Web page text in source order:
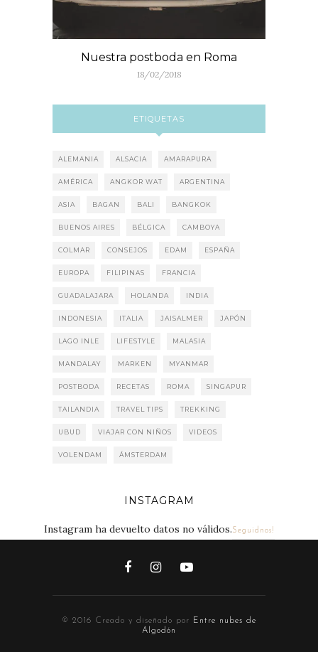
Nuestra postboda en Roma
18/02/2018
ETIQUETAS
ALEMANIA ALSACIA AMARAPURA
AMÉRICA ANGKOR WAT ARGENTINA
ASIA BAGAN BALI BANGKOK
BUENOS AIRES BÉLGICA CAMBOYA
COLMAR CONSEJOS EDAM ESPAÑA
EUROPA FILIPINAS FRANCIA
GUADALAJARA HOLANDA INDIA
INDONESIA ITALIA JAISALMER JAPÓN
LAGO INLE LIFESTYLE MALASIA
MANDALAY MARKEN MYANMAR
POSTBODA RECETAS ROMA SINGAPUR
TAILANDIA TRAVEL TIPS TREKKING
UBUD VIAJAR CON NIÑOS VIDEOS
VOLENDAM ÁMSTERDAM
INSTAGRAM
Instagram ha devuelto datos no válidos.Seguidnos!
© 2016 Creado y diseñado por Entre nubes de
Algodón